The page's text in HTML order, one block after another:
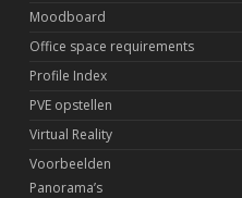
Moodboard
Office space requirements
Profile Index
PVE opstellen
Virtual Reality
Voorbeelden
Panorama’s